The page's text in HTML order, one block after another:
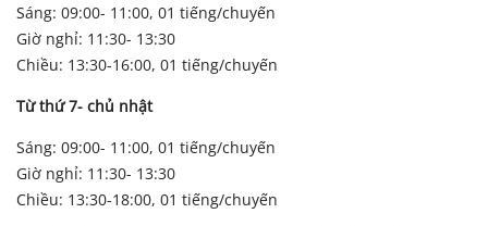
Sáng: 09:00- 11:00, 01 tiếng/chuyến
Giờ nghỉ: 11:30- 13:30
Chiều: 13:30-16:00, 01 tiếng/chuyến
Từ thứ 7- chủ nhật
Sáng: 09:00- 11:00, 01 tiếng/chuyến
Giờ nghỉ: 11:30- 13:30
Chiều: 13:30-18:00, 01 tiếng/chuyến